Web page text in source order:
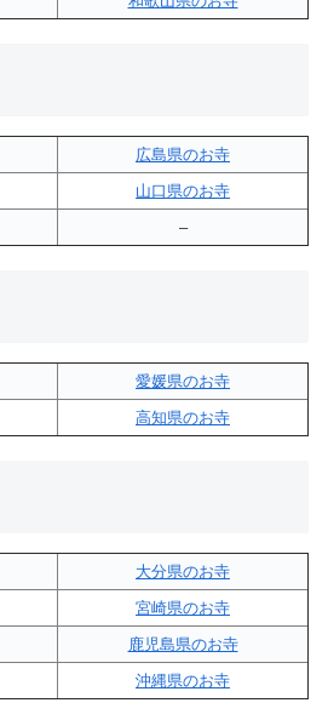
広島県のお寺
山口県のお寺
–
愛媛県のお寺
高知県のお寺
大分県のお寺
宮崎県のお寺
鹿児島県のお寺
沖縄県のお寺